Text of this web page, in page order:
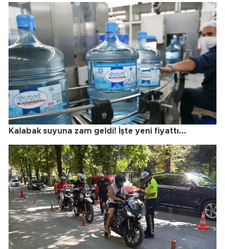
Kalabak suyuna zam geldi! İşte yeni fiyattı...